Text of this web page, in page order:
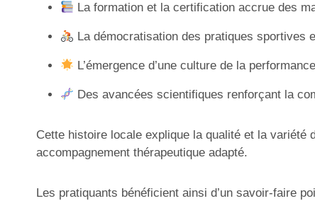
La formation et la certification accrue des
La démocratisation des pratiques sportives
L’émergence d’une culture de la
Des avancées scientifiques renforçant la
Cette histoire locale explique la qualité et la variété
accompagnement thérapeutique adapté.
Les pratiquants bénéficient ainsi d’un savoir-faire